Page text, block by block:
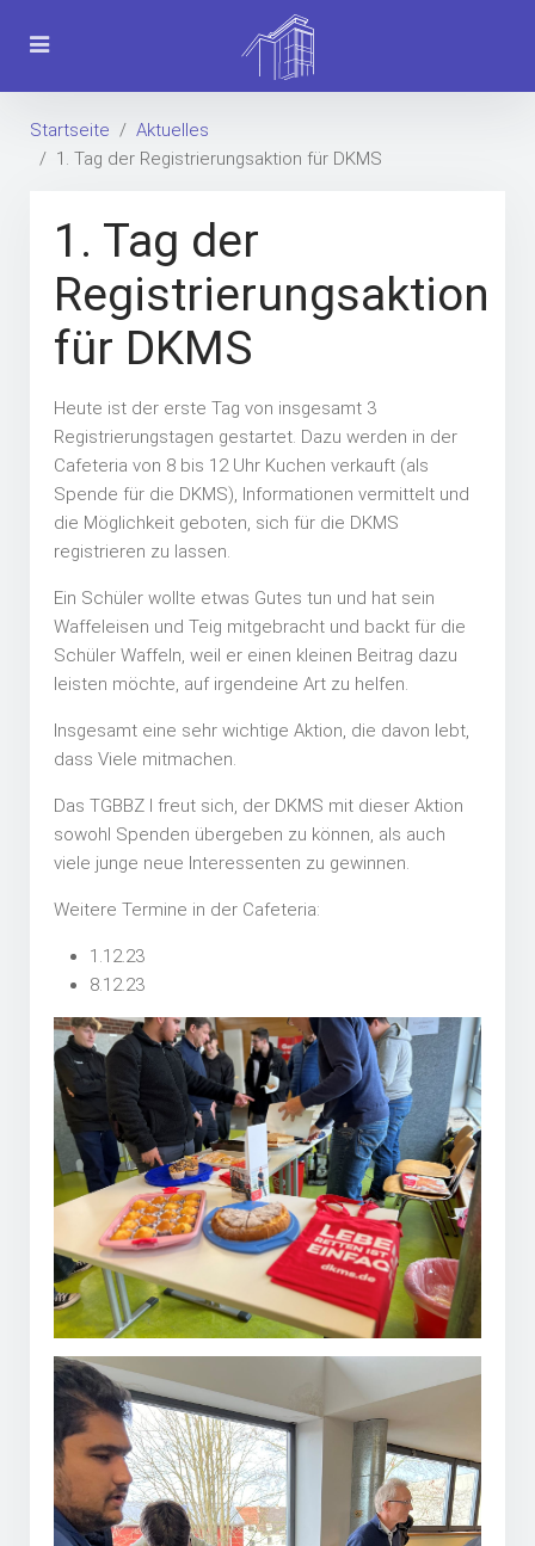
Startseite
Aktuelles
1. Tag der Registrierungsaktion für DKMS
1. Tag der
Registrierungsaktion
für DKMS
Heute ist der erste Tag von insgesamt 3
Registrierungstagen gestartet. Dazu werden in der
Cafeteria von 8 bis 12 Uhr Kuchen verkauft (als
Spende für die DKMS), Informationen vermittelt und
die Möglichkeit geboten, sich für die DKMS
registrieren zu lassen.
Ein Schüler wollte etwas Gutes tun und hat sein
Waffeleisen und Teig mitgebracht und backt für die
Schüler Waffeln, weil er einen kleinen Beitrag dazu
leisten möchte, auf irgendeine Art zu helfen.
Insgesamt eine sehr wichtige Aktion, die davon lebt,
dass Viele mitmachen.
Das TGBBZ I freut sich, der DKMS mit dieser Aktion
sowohl Spenden übergeben zu können, als auch
viele junge neue Interessenten zu gewinnen.
Weitere Termine in der Cafeteria:
1.12.23
8.12.23